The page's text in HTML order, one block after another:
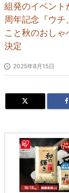
組発のイベント
周年記念『ウチ
こと秋のおし
決定
 2025年8月15日